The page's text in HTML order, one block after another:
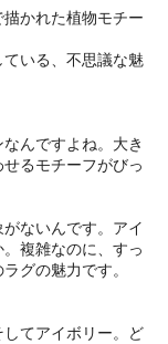
かれた植物モチー
いる、不思議な魅
んですよね。大き
るモチーフがびっ
ないんです。アイ
複雑なのに、すっ
グの魅力です。
てアイボリー。ど